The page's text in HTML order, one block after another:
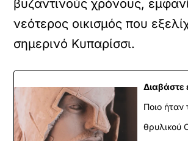
βυζαντινούς χρόνους,
νεότερος οικισμός που
σημερινό Κυπαρίσσι.
Διαβάστε
Ποιο ήταν
θρυλικού